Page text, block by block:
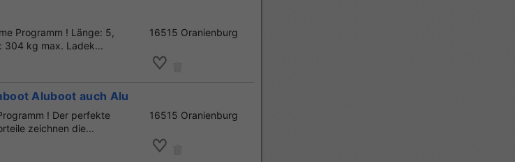
Programm ! Länge: 5,
304 kg max. Ladek...
16515 Oranienburg
Aluboot auch Alumacraft
! Der perfekte
zeichnen die...
16515 Oranienburg